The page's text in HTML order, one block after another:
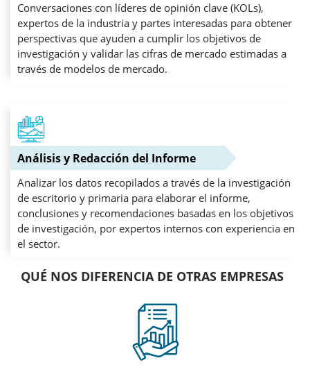
Conversaciones con líderes de opinión clave (KOLs),
expertos de la industria y partes interesadas para obtener
perspectivas que ayuden a cumplir los objetivos de
investigación y validar las cifras de mercado estimadas a
través de modelos de mercado.
Análisis y Redacción del Informe
Analizar los datos recopilados a través de la investigación
de escritorio y primaria para elaborar el informe,
conclusiones y recomendaciones basadas en los objetivos
de investigación, por expertos internos con experiencia en
el sector.
QUÉ NOS DIFERENCIA DE OTRAS EMPRESAS